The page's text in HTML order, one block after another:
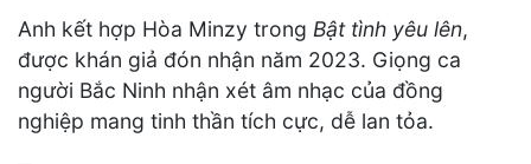
Anh kết hợp Hòa Minzy trong Bật tình yêu lên,
được khán giả đón nhận năm 2023. Giọng ca
người Bắc Ninh nhận xét âm nhạc của đồng
nghiệp mang tinh thần tích cực, dễ lan tỏa.